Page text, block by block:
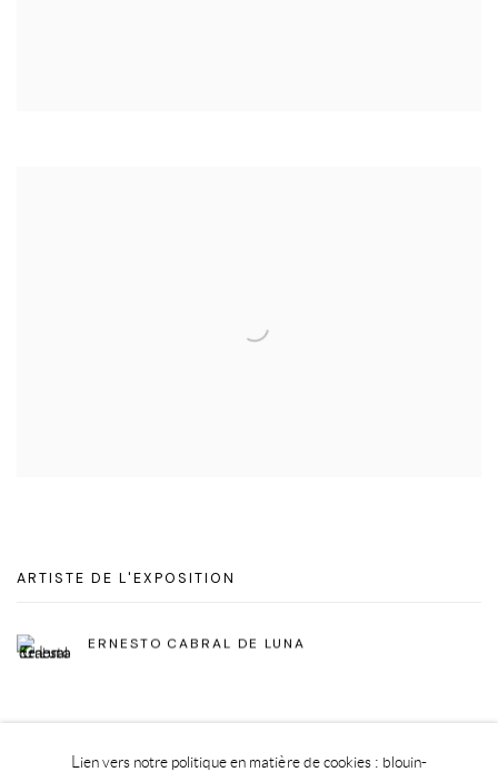
ARTISTE DE L'EXPOSITION
ERNESTO CABRAL DE LUNA
Lien vers notre politique en matière de cookies : blouin-